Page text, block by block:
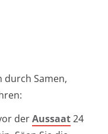
durch Samen,
derAussaat24